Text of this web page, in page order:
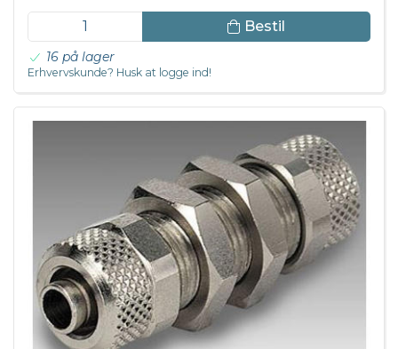
Bestil
16 på lager
Erhvervskunde? Husk at logge ind!